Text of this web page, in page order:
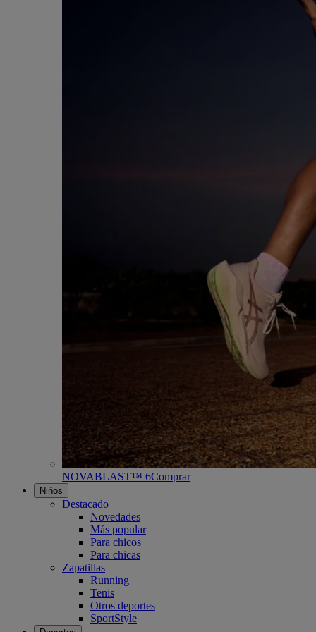
NOVABLAST™ 6Comprar
Niños
Destacado
Novedades
Más popular
Para chicos
Para chicas
Zapatillas
Running
Tenis
Otros deportes
SportStyle